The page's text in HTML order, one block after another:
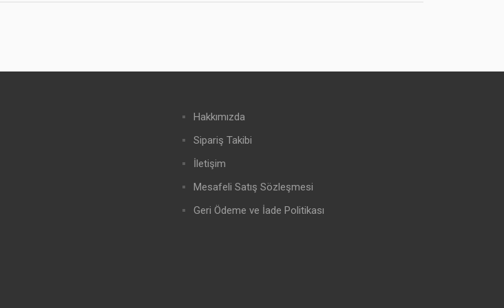
Hakkımızda
Sipariş Takibi
İletişim
Mesafeli Satış Sözleşmesi
Geri Ödeme ve İade Politikası